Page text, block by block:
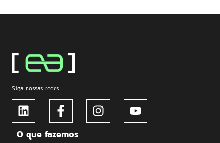
Siga nossas redes:
O que fazemos